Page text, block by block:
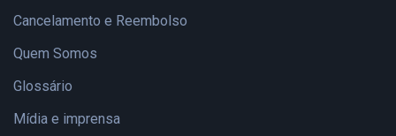
Cancelamento e Reembolso
Quem Somos
Glossário
Mídia e imprensa